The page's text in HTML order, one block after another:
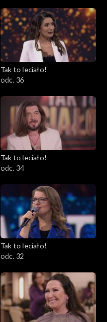
Tak to leciało!
odc. 36
Tak to leciało!
odc. 34
Tak to leciało!
odc. 32